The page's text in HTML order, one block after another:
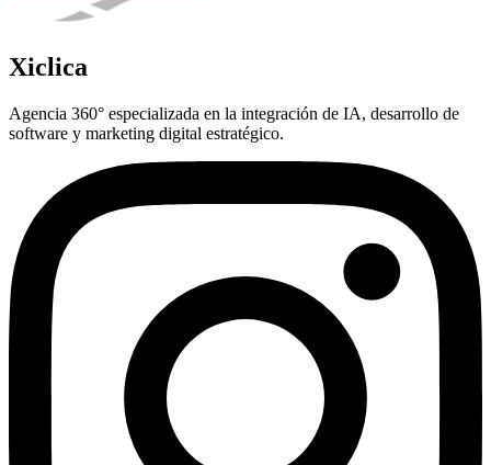
Xiclica
Agencia 360° especializada en la integración de IA, desarrollo de
software y marketing digital estratégico.